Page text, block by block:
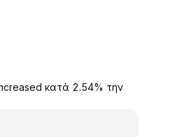
κατά 2.54% την